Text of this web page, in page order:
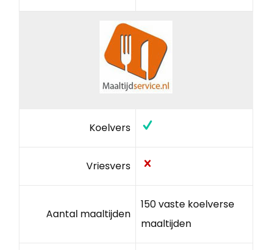
Koelvers
Vriesvers
Aantal maaltijden
150 vaste koelverse
maaltijden